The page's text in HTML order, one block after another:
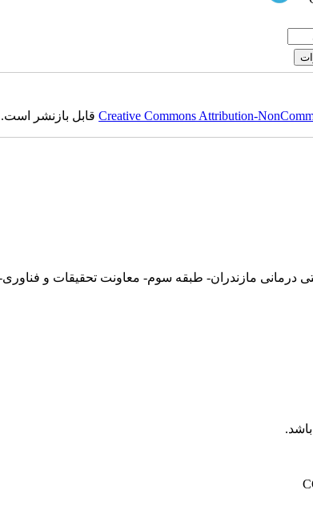
Creative Commons Attribution-قابل بازنشر است.